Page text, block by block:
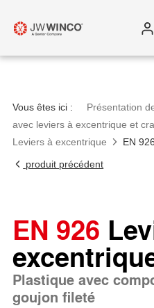
Vous êtes ici : Présentation
avec leviers à excentrique et
Leviers à excentrique
EN
produit précédent
EN 926
Plastique avec
goujon fileté